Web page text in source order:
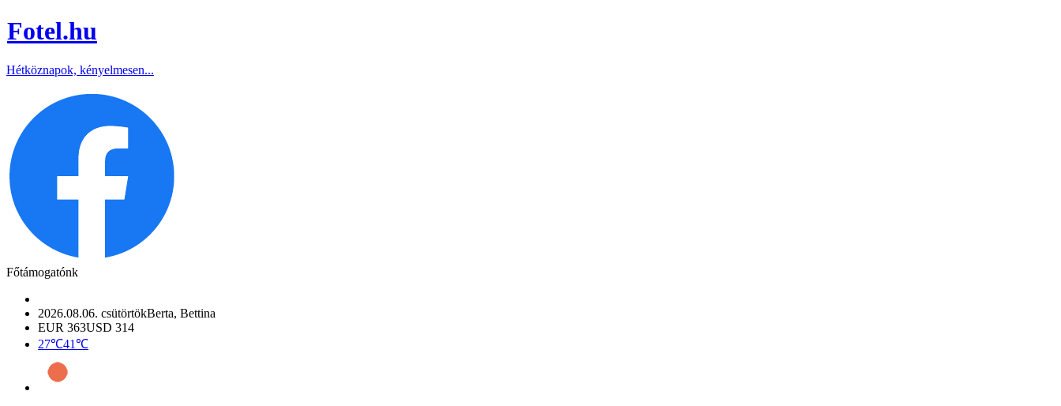
Fotel.hu
Hétköznapok, kényelmesen...
Főtámogatónk
2026.08.06. csütörtökBerta, Bettina
EUR 363USD 314
27℃41℃